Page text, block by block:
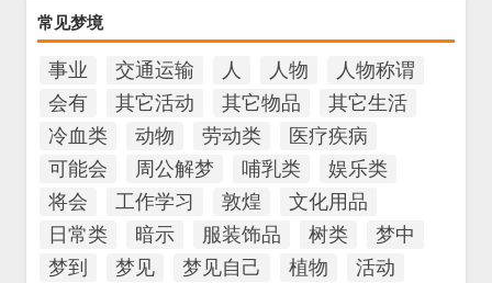
常见梦境
事业 交通运输 人 人物
人物称谓
会有
其它活动 其它物品
其它生活
冷血类
动物 劳动类
医疗疾病
可能会
周公解梦 哺乳类
娱乐类
将会
工作学习 敦煌
文化用品
日常类
暗示 服装饰品 树类
梦中
梦到
梦见 梦见自己 植物
活动